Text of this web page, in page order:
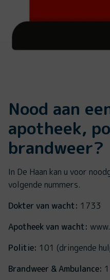
Nood aan
apotheek,
brandweer?
In De Haan kan u voor
volgende nummers.
Dokter van wacht: 1733
Apotheek van wacht:
Politie: 101 (dringende
Brandweer & Ambulance: